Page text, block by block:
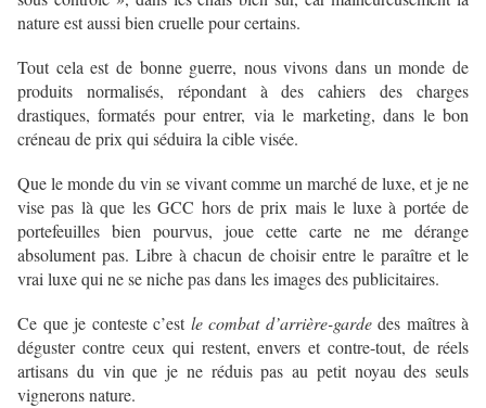
nature est aussi bien cruelle pour certains.
Tout cela est de bonne guerre, nous vivons dans un monde de
produits normalisés, répondant à des cahiers des charges
drastiques, formatés pour entrer, via le marketing, dans le bon
créneau de prix qui séduira la cible visée.
Que le monde du vin se vivant comme un marché de luxe, et je ne
vise pas là que les GCC hors de prix mais le luxe à portée de
portefeuilles bien pourvus, joue cette carte ne me dérange
absolument pas. Libre à chacun de choisir entre le paraître et le
vrai luxe qui ne se niche pas dans les images des publicitaires.
Ce que je conteste c’est le combat d’arrière-garde des maîtres à
déguster contre ceux qui restent, envers et contre-tout, de réels
artisans du vin que je ne réduis pas au petit noyau des seuls
vignerons nature.